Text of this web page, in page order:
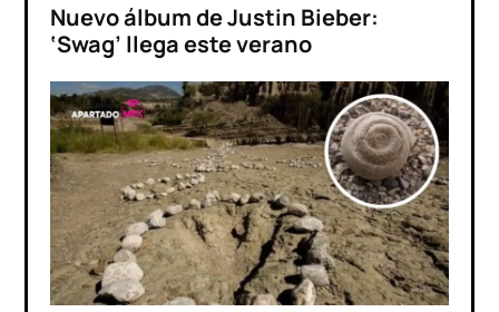
Nuevo álbum de Justin Bieber:
‘Swag’ llega este verano